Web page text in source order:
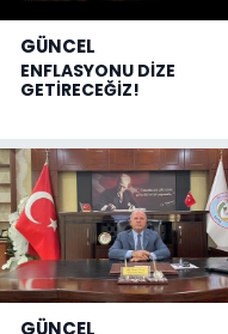
GÜNCEL
ENFLASYONU DİZE
GETİRECEĞİZ!
GÜNCEL